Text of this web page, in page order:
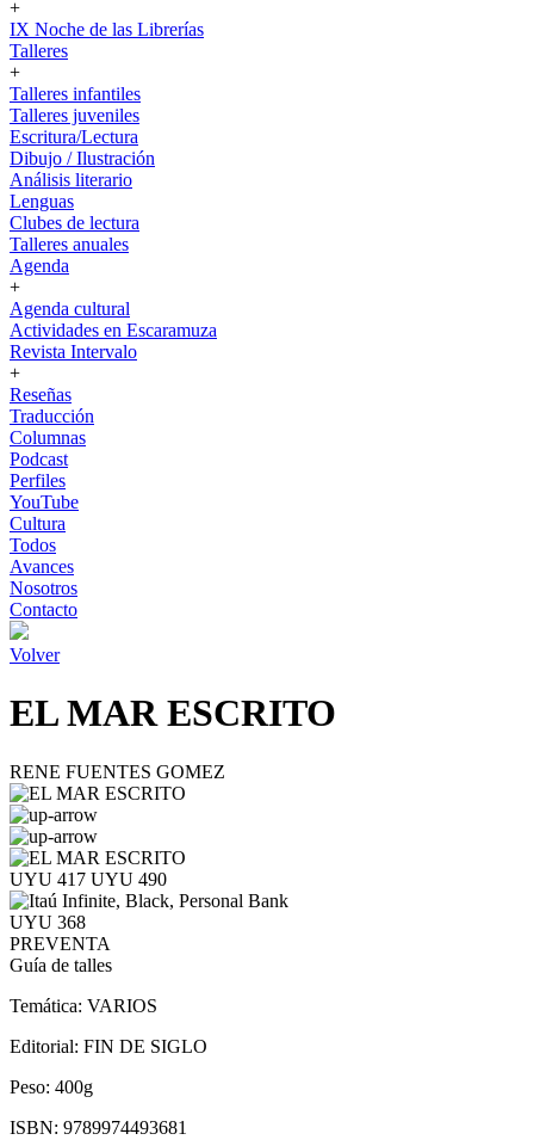
+
IX Noche de las Librerías
Talleres
+
Talleres infantiles
Talleres juveniles
Escritura/Lectura
Dibujo / Ilustración
Análisis literario
Lenguas
Clubes de lectura
Talleres anuales
Agenda
+
Agenda cultural
Actividades en Escaramuza
Revista Intervalo
+
Reseñas
Traducción
Columnas
Podcast
Perfiles
YouTube
Cultura
Todos
Avances
Nosotros
Contacto
Volver
EL MAR ESCRITO
RENE FUENTES GOMEZ
UYU 417 UYU 490
UYU 368
PREVENTA
Guía de talles
Temática: VARIOS
Editorial: FIN DE SIGLO
Peso: 400g
ISBN: 9789974493681